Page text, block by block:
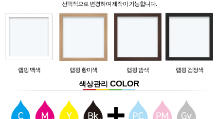
선택적으로 변경하여 제작이 가능합니다.
랩핑 백색 랩핑 황미색 랩핑 밤색 랩핑 검정색
색상관리 COLOR